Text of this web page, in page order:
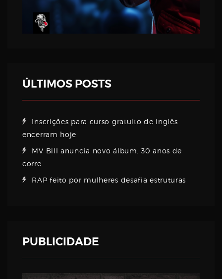
ÚLTIMOS POSTS
Inscrições para curso gratuito de inglês
encerram hoje
MV Bill anuncia novo álbum, 30 anos de
corre
RAP feito por mulheres desafia estruturas
PUBLICIDADE